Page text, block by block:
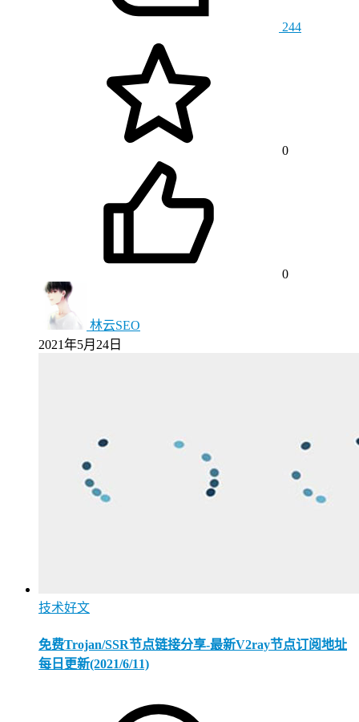
244
0
0
林云SEO
2021年5月24日
技术好文
免费Trojan/SSR节点链接分享-最新V2ray节点订阅地址
每日更新(2021/6/11)